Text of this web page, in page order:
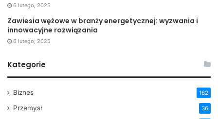
6 lutego, 2025
Zawiesia wężowe w branży energetycznej: wyzwania i
innowacyjne rozwiązania
6 lutego, 2025
Kategorie
Biznes 162
Przemysł 36